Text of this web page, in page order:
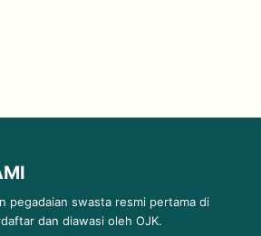
pegadaian swasta resmi pertama di
dan diawasi oleh OJK.